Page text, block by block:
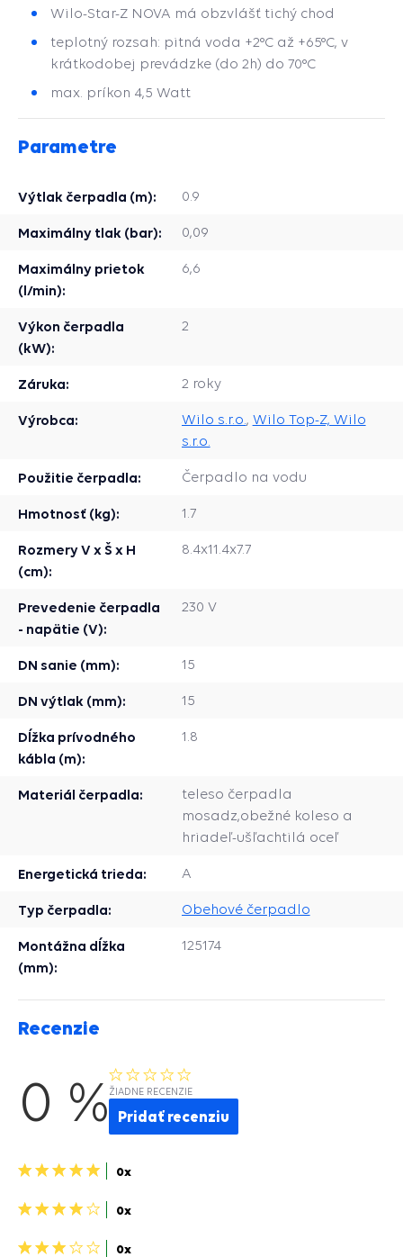
Wilo-Star-Z NOVA má obzvlášť tichý chod
teplotný rozsah: pitná voda +2°C až +65°C, v
krátkodobej prevádzke (do 2h) do 70°C
max. príkon 4,5 Watt
Parametre
Výtlak čerpadla (m): 0.9
Maximálny tlak (bar): 0,09
Maximálny prietok
(l/min):
6,6
Výkon čerpadla
(kW):
2
Záruka: 2 roky
Výrobca: Wilo s.r.o. , Wilo Top-Z, Wilo
s.r.o.
Použitie čerpadla: Čerpadlo na vodu
Hmotnosť (kg): 1.7
Rozmery V x Š x H
(cm):
8.4x11.4x7.7
Prevedenie čerpadla
- napätie (V):
230 V
DN sanie (mm): 15
DN výtlak (mm): 15
Dĺžka prívodného
kábla (m):
1.8
Materiál čerpadla:
teleso čerpadla
mosadz,obežné koleso a
hriadeľ-ušľachtilá oceľ
Energetická trieda: A
Typ čerpadla: Obehové čerpadlo
Montážna dĺžka
(mm):
125174
Recenzie
0 % ŽIADNE RECENZIE
Pridať recenziu
5
0x
4
0x
3
0x